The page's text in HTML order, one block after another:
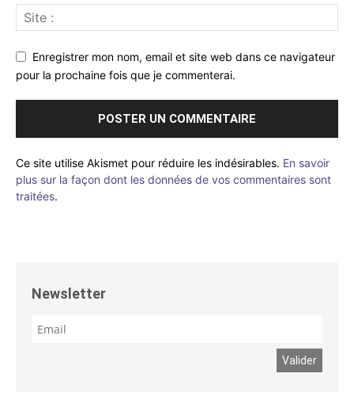
Enregistrer mon nom, email et site web dans ce navigateur
pour la prochaine fois que je commenterai.
Ce site utilise Akismet pour réduire les indésirables. En savoir
plus sur la façon dont les données de vos commentaires sont
traitées.
Newsletter